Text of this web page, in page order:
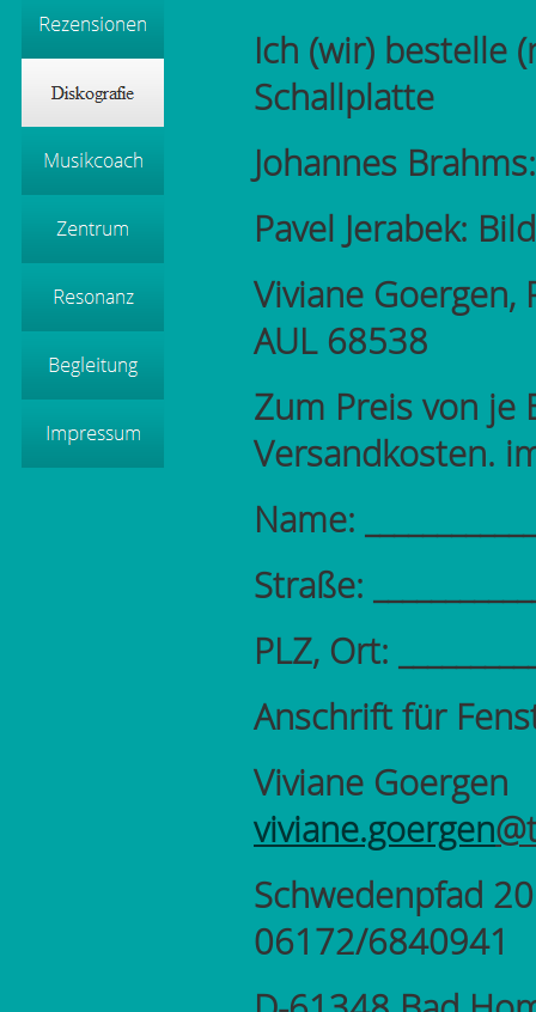
Ich (wir) bestelle
Schallplatte
Johannes
Pavel Jerabek:
Viviane Goergen,
AUL 68538
Zum Preis von je
Versandkosten.
Name:
Straße:
PLZ, Ort:
Anschrift für
Viviane
viviane.goergen
06172/6840941